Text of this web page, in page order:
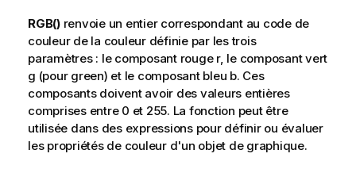
RGB()renvoie un entier correspondant au code de
couleur de la couleur définie par les trois
paramètres : le composant rouge r, le composant vert
g (pour green) et le composant bleu b. Ces
composants doivent avoir des valeurs entières
comprises entre 0 et 255. La fonction peut être
utilisée dans des expressions pour définir ou évaluer
les propriétés de couleur d'un objet de graphique.